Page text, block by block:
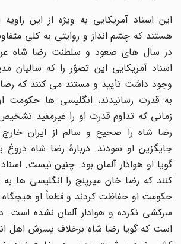
این اسناد آمریکایی به ویژه از این زاویه
هستند که چشم انداز و روایتی به کلی متفاوت
در سال های صعود و سلطنت رضا شاه
اسناد آمریکایی این تصوّر را که سالیان
وجود داشت تأیید و مستند می کنند که رضا
به قدرت رسانیدند، انگلیسی ها حکومت او
رضا شاه را صحیح و سالم از ایران خارج
جایگزین او نمودند. دربارۀ رضا شاه دروغ
گویا او هوادار آلمان بود. چنین نیست.
کنند که رضا خان میرپنج را انگلیسی ها به
حکومت او حفاظت کردند و قطعاً او هیچگاه در
سرکشی نکرده و هوادار آلمان نشده است.
است که گویا رضا شاه برخلاف پسرش اهل